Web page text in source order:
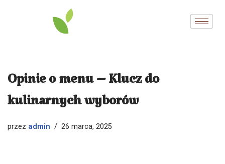
Opinie o menu – Klucz do
kulinarnych wyborów
przez admin 26 marca, 2025